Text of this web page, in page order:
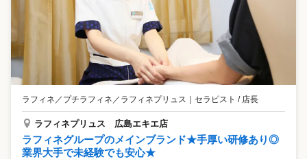
ラフィネ／プチラフィネ／ラフィネプリュス ｜ セラピスト / 店長
ラフィネプリュス 広島エキエ店
ラフィネグループのメインブランド★手厚い研修あり◎
業界大手で未経験でも安心★